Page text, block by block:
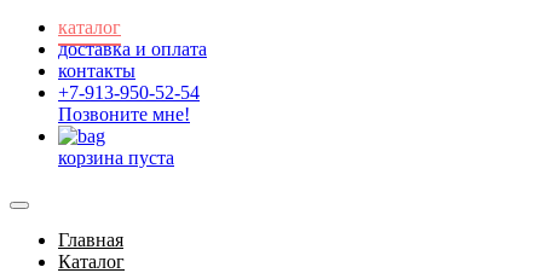
каталог
доставка и оплата
контакты
+7-913-950-52-54
Позвоните мне!
корзина пуста
Главная
Каталог